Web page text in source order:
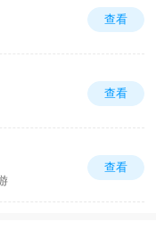
查看
查看
查看